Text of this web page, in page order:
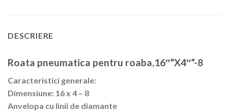
DESCRIERE
Roata pneumatica pentru roaba,16″”X4″”-8
Caracteristici generale:
Dimensiune: 16 x 4 – 8
Anvelopa cu linii de diamante